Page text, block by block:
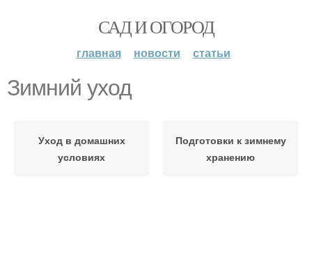
САД И ОГОРОД
главная новости статьи
Зимний уход
Уход в домашних
условиях
Подготовки к зимнему
хранению